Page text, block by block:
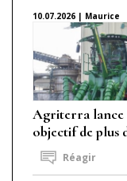
10.07.2026 | Maurice
Agriterra lance
objectif de plus
Réagir